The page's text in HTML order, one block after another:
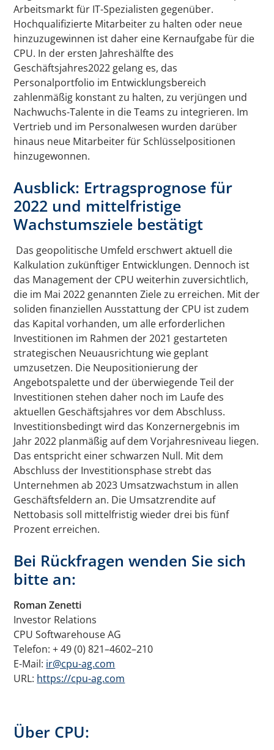
Arbeitsmarkt für IT-Spezialisten gegenüber.
Hochqualifizierte Mitarbeiter zu halten oder neue
hinzuzugewinnen ist daher eine Kernaufgabe für die
CPU. In der ersten Jahreshälfte des
Geschäftsjahres2022 gelang es, das
Personalportfolio im Entwicklungsbereich
zahlenmäßig konstant zu halten, zu verjüngen und
Nachwuchs-Talente in die Teams zu integrieren. Im
Vertrieb und im Personalwesen wurden darüber
hinaus neue Mitarbeiter für Schlüsselpositionen
hinzugewonnen.
Ausblick: Ertragsprognose für
2022 und mittelfristige
Wachstumsziele bestätigt
Das geopolitische Umfeld erschwert aktuell die
Kalkulation zukünftiger Entwicklungen. Dennoch ist
das Management der CPU weiterhin zuversichtlich,
die im Mai 2022 genannten Ziele zu erreichen. Mit der
soliden finanziellen Ausstattung der CPU ist zudem
das Kapital vorhanden, um alle erforderlichen
Investitionen im Rahmen der 2021 gestarteten
strategischen Neuausrichtung wie geplant
umzusetzen. Die Neupositionierung der
Angebotspalette und der überwiegende Teil der
Investitionen stehen daher noch im Laufe des
aktuellen Geschäftsjahres vor dem Abschluss.
Investitionsbedingt wird das Konzernergebnis im
Jahr 2022 planmäßig auf dem Vorjahresniveau liegen.
Das entspricht einer schwarzen Null. Mit dem
Abschluss der Investitionsphase strebt das
Unternehmen ab 2023 Umsatzwachstum in allen
Geschäftsfeldern an. Die Umsatzrendite auf
Nettobasis soll mittelfristig wieder drei bis fünf
Prozent erreichen.
Bei Rückfragen wenden Sie sich
bitte an:
Roman Zenetti
Investor Relations
CPU Softwarehouse AG
Telefon: + 49 (0) 821–4602–210
E-Mail: ir@cpu-ag.com
URL: https://cpu-ag.com
Über CPU: